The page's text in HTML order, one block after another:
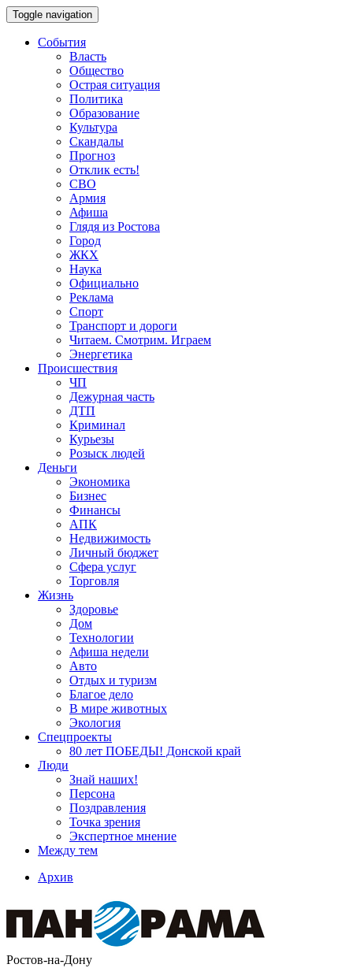
Toggle navigation
События
Власть
Общество
Острая ситуация
Политика
Образование
Культура
Скандалы
Прогноз
Отклик есть!
СВО
Армия
Афиша
Глядя из Ростова
Город
ЖКХ
Наука
Официально
Реклама
Спорт
Транспорт и дороги
Читаем. Смотрим. Играем
Энергетика
Происшествия
ЧП
Дежурная часть
ДТП
Криминал
Курьезы
Розыск людей
Деньги
Экономика
Бизнес
Финансы
АПК
Недвижимость
Личный бюджет
Сфера услуг
Торговля
Жизнь
Здоровье
Дом
Технологии
Афиша недели
Авто
Отдых и туризм
Благое дело
В мире животных
Экология
Спецпроекты
80 лет ПОБЕДЫ! Донской край
Люди
Знай наших!
Персона
Поздравления
Точка зрения
Экспертное мнение
Между тем
Архив
Ростов-на-Дону